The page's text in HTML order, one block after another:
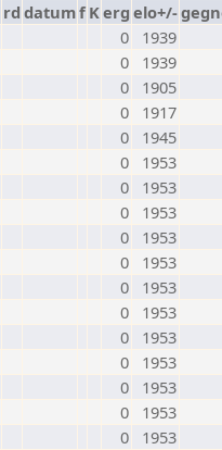
rd datumf Kerg elo+/-
0
1939
0
1939
0
1905
0
1917
0
1945
0
1953
0
1953
0
1953
0
1953
0
1953
0
1953
0
1953
0
1953
0
1953
0
1953
0
1953
0
1953